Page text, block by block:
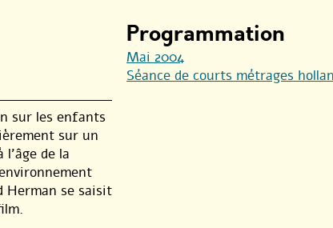
sur les enfants
sur un
de la
Herman se saisit
Programmation
Mai 2004
Séance de courts métrages